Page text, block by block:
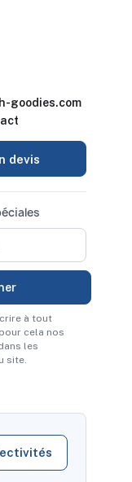
goodies.com
devis
à tout
cela nos
les
site.